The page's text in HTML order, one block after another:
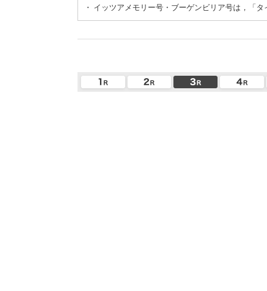
・ イッツアメモリー号・ブーゲンビリア号は，「